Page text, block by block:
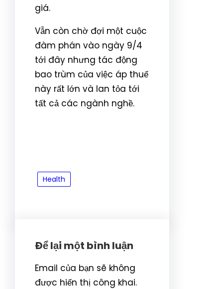
giá.
Vẫn còn chờ đợi một cuộc
đàm phán vào ngày 9/4
tới đây nhưng tác động
bao trùm của việc áp thuế
này rất lớn và lan tỏa tới
tất cả các ngành nghề.
Health
Để lại một bình luận
Email của bạn sẽ không
được hiển thị công khai.